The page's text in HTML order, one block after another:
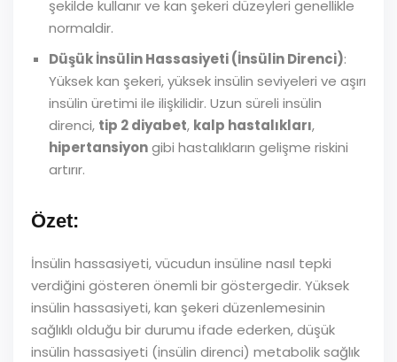
şekilde kullanır ve kan şekeri düzeyleri genellikle
normaldir.
Düşük İnsülin Hassasiyeti (İnsülin Direnci):
Yüksek kan şekeri, yüksek insülin seviyeleri ve aşırı
insülin üretimi ile ilişkilidir. Uzun süreli insülin
direnci, tip 2 diyabet, kalp hastalıkları,
hipertansiyongibi hastalıkların gelişme riskini
artırır.
Özet:
İnsülin hassasiyeti, vücudun insüline nasıl tepki
verdiğini gösteren önemli bir göstergedir. Yüksek
insülin hassasiyeti, kan şekeri düzenlemesinin
sağlıklı olduğu bir durumu ifade ederken, düşük
insülin hassasiyeti (insülin direnci) metabolik sağlık